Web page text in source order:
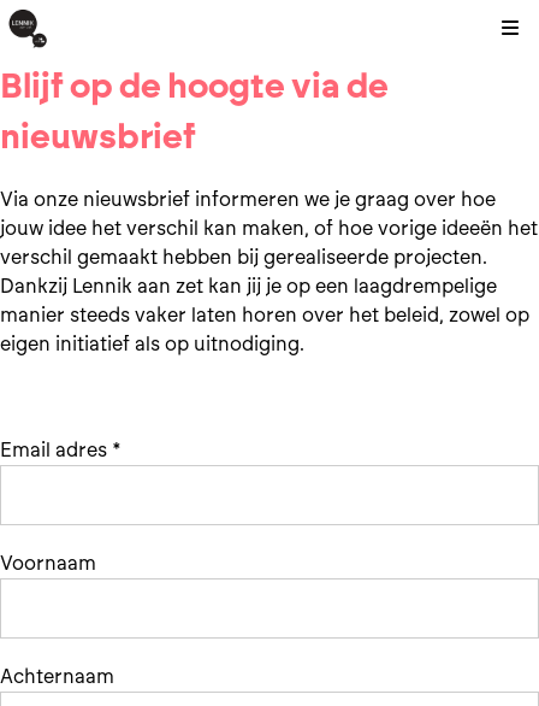
Blijf op de hoogte via de
nieuwsbrief
Via onze nieuwsbrief informeren we je graag over hoe
jouw idee het verschil kan maken, of hoe vorige ideeën het
verschil gemaakt hebben bij gerealiseerde projecten.
Dankzij Lennik aan zet kan jij je op een laagdrempelige
manier steeds vaker laten horen over het beleid, zowel op
eigen initiatief als op uitnodiging.
Email adres *
Voornaam
Achternaam